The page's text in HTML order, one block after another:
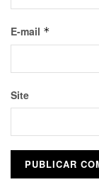
E-mail *
Site